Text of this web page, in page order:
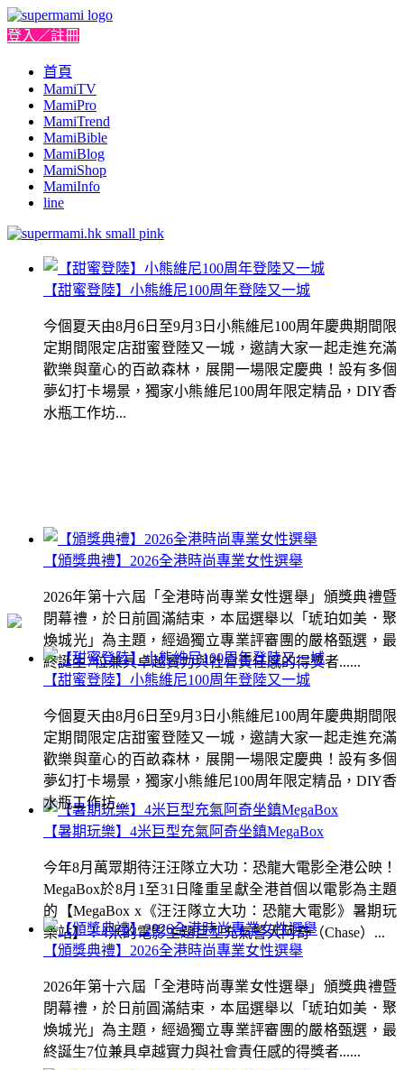
登入／註冊
首頁
MamiTV
MamiPro
MamiTrend
MamiBible
MamiBlog
MamiShop
MamiInfo
line
【甜蜜登陸】小熊維尼100周年登陸又一城
今個夏天由8月6日至9月3日小熊維尼100周年慶典期間限
定期間限定店甜蜜登陸又一城，邀請大家一起走進充滿
歡樂與童心的百畝森林，展開一場限定慶典！設有多個
夢幻打卡場景，獨家小熊維尼100周年限定精品，DIY香
水瓶工作坊...
【頒獎典禮】2026全港時尚專業女性選舉
2026年第十六屆「全港時尚專業女性選舉」頒獎典禮暨
閉幕禮，於日前圓滿結束，本屆選舉以「琥珀如美．聚
煥城光」為主題，經過獨立專業評審團的嚴格甄選，最
終誕生7位兼具卓越實力與社會責任感的得獎者......
【暑期玩樂】4米巨型充氣阿奇坐鎮MegaBox
今年8月萬眾期待汪汪隊立大功：恐龍大電影全港公映！
MegaBox於8月1至31日隆重呈獻全港首個以電影為主題
的【MegaBox x《汪汪隊立大功：恐龍大電影》暑期玩
樂站】！4米的電影主題巨型充氣警犬阿奇（Chase）...
【甜蜜登陸】小熊維尼100周年登陸又一城
今個夏天由8月6日至9月3日小熊維尼100周年慶典期間限
定期間限定店甜蜜登陸又一城，邀請大家一起走進充滿
歡樂與童心的百畝森林，展開一場限定慶典！設有多個
夢幻打卡場景，獨家小熊維尼100周年限定精品，DIY香
水瓶工作坊...
【頒獎典禮】2026全港時尚專業女性選舉
2026年第十六屆「全港時尚專業女性選舉」頒獎典禮暨
閉幕禮，於日前圓滿結束，本屆選舉以「琥珀如美．聚
煥城光」為主題，經過獨立專業評審團的嚴格甄選，最
終誕生7位兼具卓越實力與社會責任感的得獎者......